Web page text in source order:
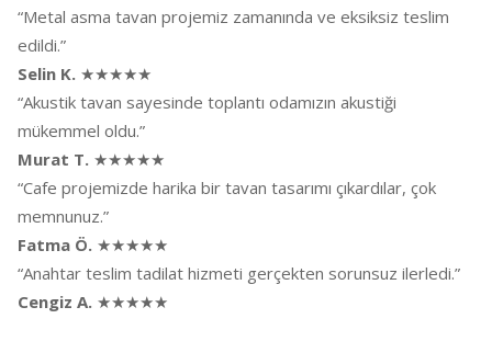
“Metal asma tavan projemiz zamanında ve eksiksiz teslim
edildi.”
Selin K. ★★★★★
“Akustik tavan sayesinde toplantı odamızın akustiği
mükemmel oldu.”
Murat T. ★★★★★
“Cafe projemizde harika bir tavan tasarımı çıkardılar, çok
memnunuz.”
Fatma Ö. ★★★★★
“Anahtar teslim tadilat hizmeti gerçekten sorunsuz ilerledi.”
Cengiz A. ★★★★★